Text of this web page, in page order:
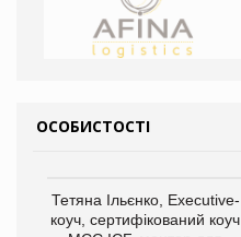
ОСОБИСТОСТІ
Тетяна Ільєнко, Executive-
коуч, сертифікований коуч